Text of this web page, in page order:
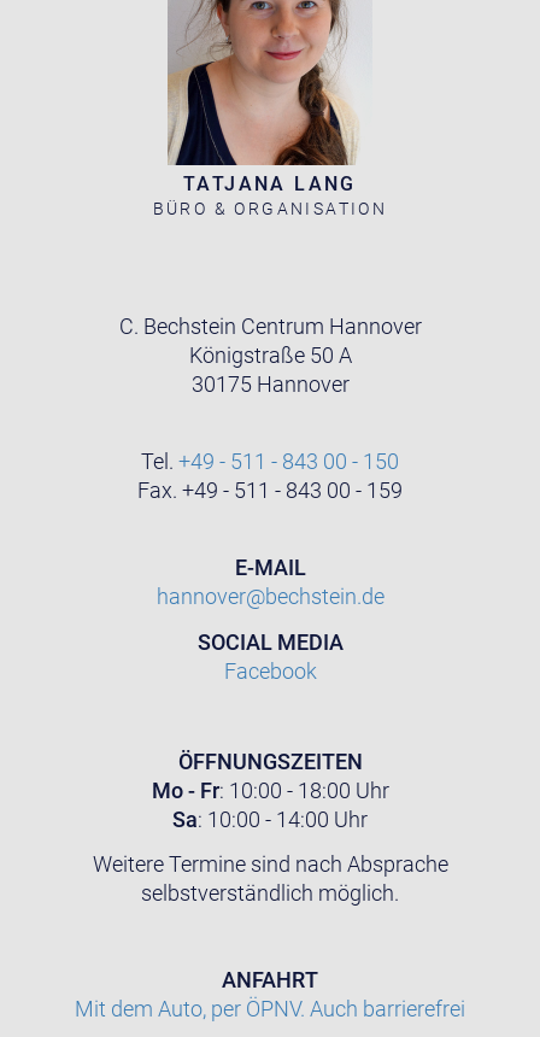
TATJANA LANG
BÜRO & ORGANISATION
C. Bechstein Centrum Hannover
Königstraße 50 A
30175 Hannover
Tel. +49 - 511 - 843 00 - 150
Fax. +49 - 511 - 843 00 - 159
E-MAIL
hannover@bechstein.de
SOCIAL MEDIA
Facebook
ÖFFNUNGSZEITEN
Mo - Fr: 10:00 - 18:00 Uhr
Sa: 10:00 - 14:00 Uhr
Weitere Termine sind nach Absprache
selbstverständlich möglich.
ANFAHRT
Mit dem Auto, per ÖPNV. Auch barrierefrei